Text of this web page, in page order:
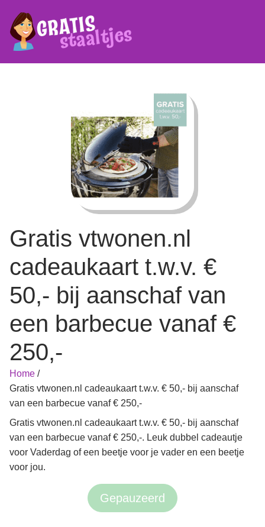
Gratis vtwonen.nl
cadeaukaart t.w.v. €
50,- bij aanschaf van
een barbecue vanaf €
250,-
Home /
Gratis vtwonen.nl cadeaukaart t.w.v. € 50,- bij aanschaf
van een barbecue vanaf € 250,-
Gratis vtwonen.nl cadeaukaart t.w.v. € 50,- bij aanschaf
van een barbecue vanaf € 250,-. Leuk dubbel cadeautje
voor Vaderdag of een beetje voor je vader en een beetje
voor jou.
Gepauzeerd